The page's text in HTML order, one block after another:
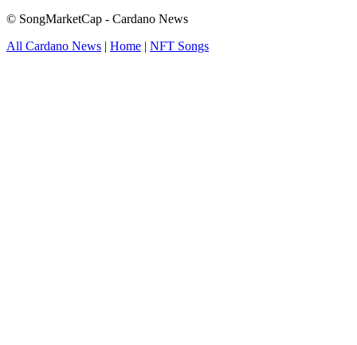
© SongMarketCap - Cardano News
All Cardano News | Home | NFT Songs